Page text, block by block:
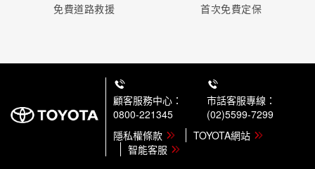
免費道路救援 首次免費定保
顧客服務中心：
0800-221345
市話客服專線：
(02)5599-7299
隱私權條款
TOYOTA網站
智能客服